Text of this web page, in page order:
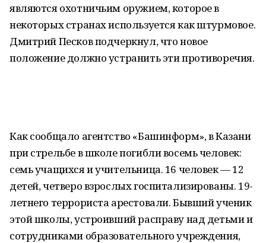
являются охотничьим оружием, которое в
некоторых странах используется как штурмовое.
Дмитрий Песков подчеркнул, что новое
положение должно устранить эти противоречия.
Как сообщало агентство «Башинформ», в Казани
при стрельбе в школе погибли восемь человек:
семь учащихся и учительница. 16 человек — 12
детей, четверо взрослых госпитализированы. 19-
летнего террориста арестовали. Бывший ученик
этой школы, устроивший расправу над детьми и
сотрудниками образовательного учреждения,